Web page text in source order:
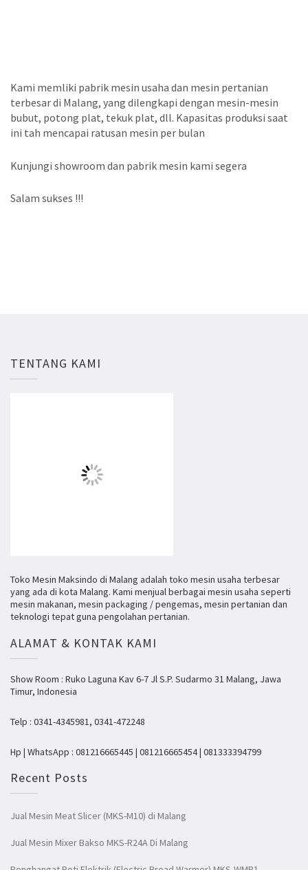
Kami memliki pabrik mesin usaha dan mesin pertanian
terbesar di Malang, yang dilengkapi dengan mesin-mesin
bubut, potong plat, tekuk plat, dll. Kapasitas produksi saat
ini tah mencapai ratusan mesin per bulan
Kunjungi showroom dan pabrik mesin kami segera
Salam sukses !!!
TENTANG KAMI
Toko Mesin Maksindo di Malang adalah toko mesin usaha terbesar
yang ada di kota Malang. Kami menjual berbagai mesin usaha seperti
mesin makanan, mesin packaging / pengemas, mesin pertanian dan
teknologi tepat guna pengolahan pertanian.
ALAMAT & KONTAK KAMI
Show Room : Ruko Laguna Kav 6-7 Jl S.P. Sudarmo 31 Malang, Jawa
Timur, Indonesia
Telp : 0341-4345981, 0341-472248
Hp | WhatsApp : 081216665445 | 081216665454 | 081333394799
Recent Posts
Jual Mesin Meat Slicer (MKS-M10) di Malang
Jual Mesin Mixer Bakso MKS-R24A Di Malang